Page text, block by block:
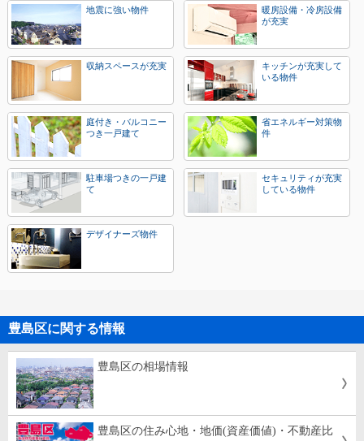
地震に強い物件
暖房設備・冷房設備
が充実
収納スペースが充実
キッチンが充実して
いる物件
庭付き・バルコニー
つき一戸建て
省エネルギー対策物
件
駐車場つきの一戸建
て
セキュリティが充実
している物件
デザイナーズ物件
豊島区に関する情報
豊島区の相場情報
豊島区の住み心地・地価(資産価値)・不動産比